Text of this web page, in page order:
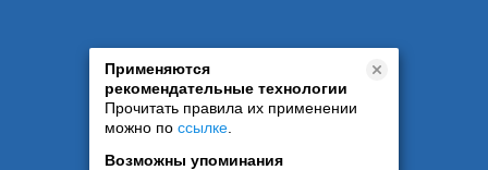
Применяются
рекомендательные технологии
Прочитать правила их применении
можно по ссылке
Возможны упоминания